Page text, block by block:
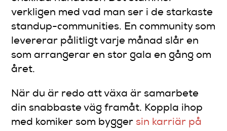
verkligen med vad man ser i de starkaste
standup-communities. En community som
levererar pålitligt varje månad slår en
som arrangerar en stor gala en gång om
året.
När du är redo att växa är samarbete
din snabbaste väg framåt. Koppla ihop
med komiker som bygger sin karriär på